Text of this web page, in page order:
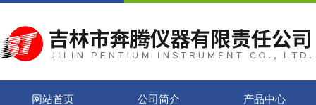
网站首页 公司简介 产品中心